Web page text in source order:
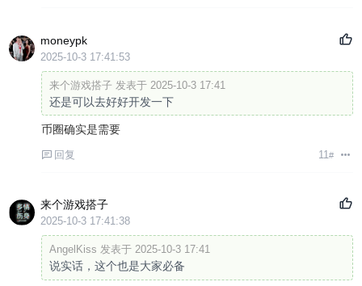
moneypk
2025-10-3 17:41:53
来个游戏搭子 发表于 2025-10-3 17:41
还是可以去好好开发一下
币圈确实是需要
回复 11#
来个游戏搭子
2025-10-3 17:41:38
AngelKiss 发表于 2025-10-3 17:41
说实话，这个也是大家必备